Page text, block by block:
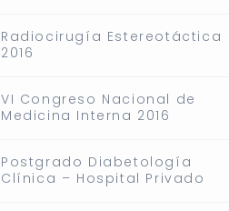
Radiocirugía Estereotáctica
2016
VI Congreso Nacional de
Medicina Interna 2016
Postgrado Diabetología
Clínica – Hospital Privado